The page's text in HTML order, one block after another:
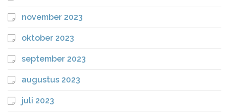
november 2023
oktober 2023
september 2023
augustus 2023
juli 2023